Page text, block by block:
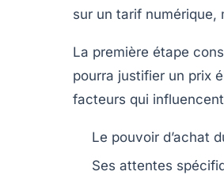
sur un tarif numérique,
La première étape
pourra justifier un prix
facteurs qui
Le pouvoir d’achat
Ses attentes